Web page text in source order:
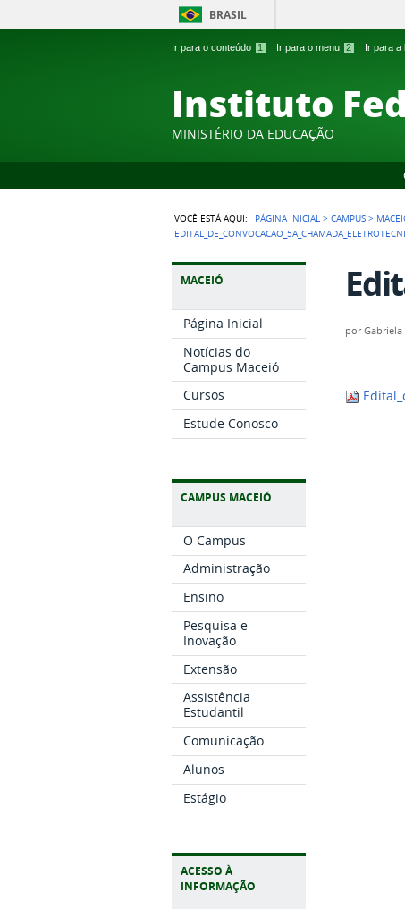
Ir para o conteúdo 1 Ir para o menu 2 Ir para a
BRASIL
Instituto
MINISTÉRIO DA EDUCAÇÃO
VOCÊ ESTÁ AQUI: PÁGINA INICIAL >CAMPUS >
MACEIÓ
Página Inicial
Notícias do
Campus Maceió
Cursos
Estude Conosco
CAMPUS MACEIÓ
O Campus
Administração
Ensino
Pesquisa e
Inovação
Extensão
Assistência
Estudantil
Comunicação
Alunos
Estágio
ACESSO À
INFORMAÇÃO
por